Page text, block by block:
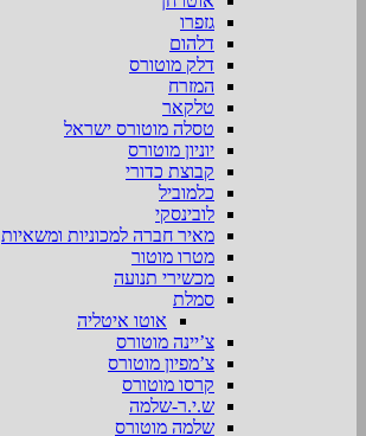
גזפרו
דלהום
דלק מוטורס
המזרח
טלקאר
טסלה מוטורס ישראל
יוניון מוטורס
קבוצת כדורי
כלמוביל
לובינסקי
מאיר חברה למכוניות ומשאיות
מטרו מוטור
מכשירי תנועה
סמלת
אוטו איטליה
צ’יינה מוטורס
צ’מפיון מוטורס
קרסו מוטורס
ש.י.ר-שלמה
שלמה מוטורס